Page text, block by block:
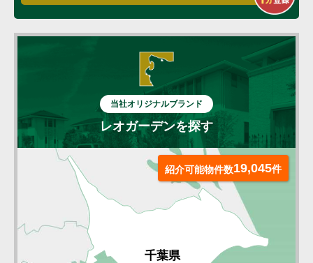
当社オリジナルブランド
レオガーデンを探す
千葉県
紹介可能物件数19,045件